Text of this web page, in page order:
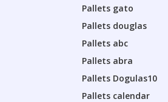
Pallets gato
Pallets douglas
Pallets abc
Pallets abra
Pallets Dogulas10
Pallets calendar